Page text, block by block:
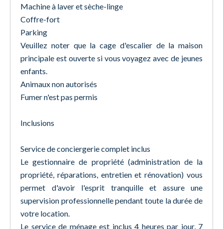
Machine à laver et sèche-linge
Coffre-fort
Parking
Veuillez noter que la cage d'escalier de la maison
principale est ouverte si vous voyagez avec de jeunes
enfants.
Animaux non autorisés
Fumer n'est pas permis
Inclusions
Service de conciergerie complet inclus
Le gestionnaire de propriété (administration de la
propriété, réparations, entretien et rénovation) vous
permet d'avoir l'esprit tranquille et assure une
supervision professionnelle pendant toute la durée de
votre location.
Le service de ménage est inclus 4 heures par jour, 7